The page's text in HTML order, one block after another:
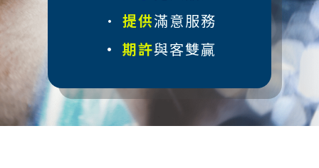
• 提供滿意服務
• 期許與客雙贏